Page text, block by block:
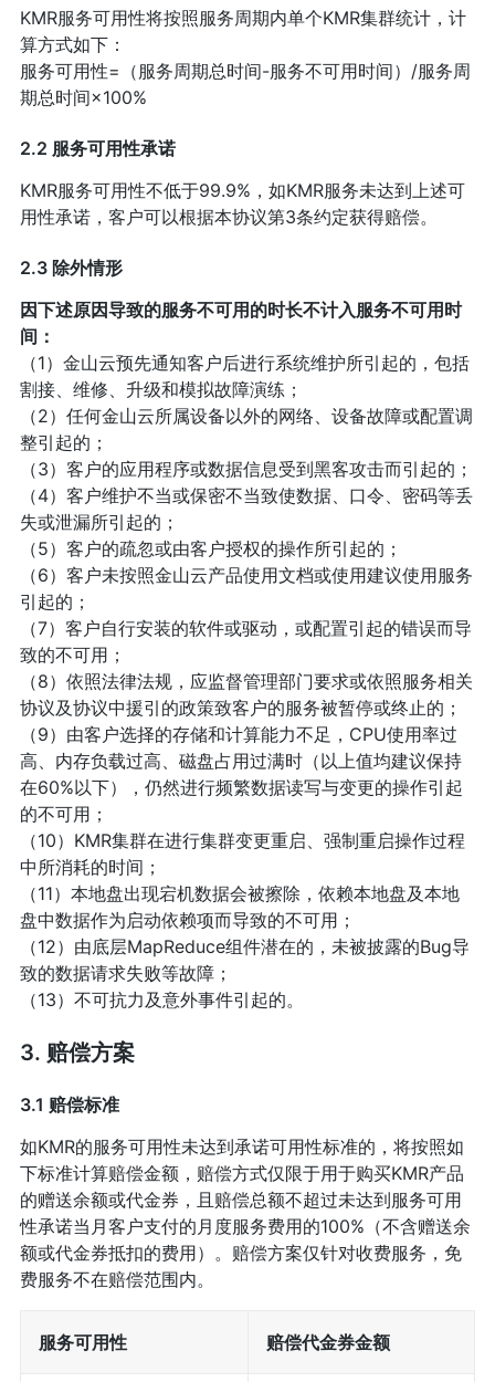
KMR服务可用性将按照服务周期内单个KMR集群统计，计
算方式如下：
服务可用性=（服务周期总时间-服务不可用时间）/服务周
期总时间×100%
2.2 服务可用性承诺
KMR服务可用性不低于99.9%，如KMR服务未达到上述可
用性承诺，客户可以根据本协议第3条约定获得赔偿。
2.3 除外情形
因下述原因导致的服务不可用的时长不计入服务不可用时
间：
（1）金山云预先通知客户后进行系统维护所引起的，包括
割接、维修、升级和模拟故障演练；
（2）任何金山云所属设备以外的网络、设备故障或配置调
整引起的；
（3）客户的应用程序或数据信息受到黑客攻击而引起的；
（4）客户维护不当或保密不当致使数据、口令、密码等丢
失或泄漏所引起的；
（5）客户的疏忽或由客户授权的操作所引起的；
（6）客户未按照金山云产品使用文档或使用建议使用服务
引起的；
（7）客户自行安装的软件或驱动，或配置引起的错误而导
致的不可用；
（8）依照法律法规，应监督管理部门要求或依照服务相关
协议及协议中援引的政策致客户的服务被暂停或终止的；
（9）由客户选择的存储和计算能力不足，CPU使用率过
高、内存负载过高、磁盘占用过满时（以上值均建议保持
在60%以下），仍然进行频繁数据读写与变更的操作引起
的不可用；
（10）KMR集群在进行集群变更重启、强制重启操作过程
中所消耗的时间；
（11）本地盘出现宕机数据会被擦除，依赖本地盘及本地
盘中数据作为启动依赖项而导致的不可用；
（12）由底层MapReduce组件潜在的，未被披露的Bug导
致的数据请求失败等故障；
（13）不可抗力及意外事件引起的。
3. 赔偿方案
3.1 赔偿标准
如KMR的服务可用性未达到承诺可用性标准的，将按照如
下标准计算赔偿金额，赔偿方式仅限于用于购买KMR产品
的赠送余额或代金券，且赔偿总额不超过未达到服务可用
性承诺当月客户支付的月度服务费用的100%（不含赠送余
额或代金券抵扣的费用）。赔偿方案仅针对收费服务，免
费服务不在赔偿范围内。
服务可用性 赔偿代金券金额